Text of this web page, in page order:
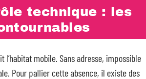
technique : les
mobile. Sans adresse, impossible
Pour pallier cette absence, il existe des